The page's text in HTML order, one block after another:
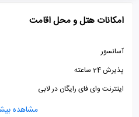
امکانات هتل و محل اقامت
آسانسور
پذیرش 24 ساعته
اینترنت وای فای رایگان در لابی
یک نوبت استخر رایگان برای میهمانان مقیم
مشاهده